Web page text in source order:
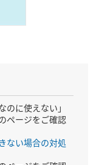
のに使えない」
ページをご確認
ない場合の対処